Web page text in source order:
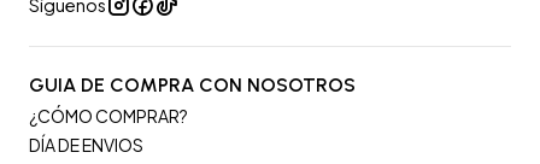
Síguenos
GUIA DE COMPRA CON NOSOTROS
¿CÓMO COMPRAR?
DÍA DE ENVIOS